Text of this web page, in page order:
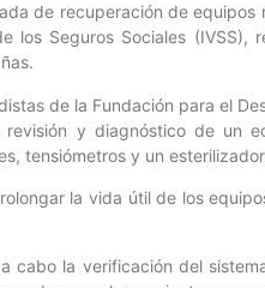
de recuperación de
los Seguros Sociales
de la Fundación para el
revisión y diagnóstico de un
tensiómetros y un
la vida útil de los
cabo la verificación del